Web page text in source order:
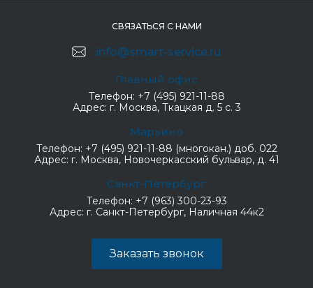
СВЯЗАТЬСЯ С НАМИ
info@smart-service.ru
Главный офис
Телефон: +7 (495) 921-11-88
Адрес: г. Москва, Ткацкая д. 5 с. 3
Марьино
Телефон: +7 (495) 921-11-88 (многокан.) доб. 022
Адрес: г. Москва, Новочеркасский бульвар, д. 41
Санкт-Петербург
Телефон: +7 (963) 300-23-93
Адрес: г. Санкт-Петербург, Наличная 44к2
Заказать звонок